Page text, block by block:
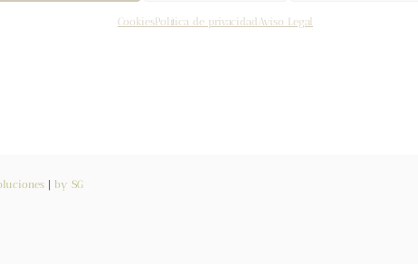
CookiesPolítica de privacidad Aviso Legal
| by SG